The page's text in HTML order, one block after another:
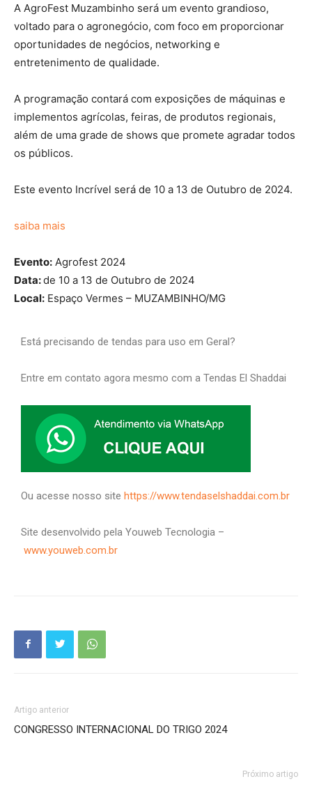
A AgroFest Muzambinho será um evento grandioso,
voltado para o agronegócio, com foco em proporcionar
oportunidades de negócios, networking e
entretenimento de qualidade.
A programação contará com exposições de máquinas e
implementos agrícolas, feiras, de produtos regionais,
além de uma grade de shows que promete agradar todos
os públicos.
Este evento Incrível será de 10 a 13 de Outubro de 2024.
saiba mais
Evento: Agrofest 2024
Data:de 10 a 13 de Outubro de 2024
Local: Espaço Vermes – MUZAMBINHO/MG
Está precisando de tendas para uso em Geral?
Entre em contato agora mesmo com a Tendas El Shaddai
Ou acesse nosso site https://www.tendaselshaddai.com.br
Site desenvolvido pela Youweb Tecnologia –
www.youweb.com.br
Artigo anterior
CONGRESSO INTERNACIONAL DO TRIGO 2024
Próximo artigo